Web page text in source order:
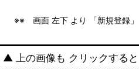
※※ 画面 左下 より 「新規登録」
▲ 上の画像も クリックする